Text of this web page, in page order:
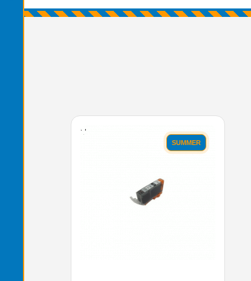
'.'
SUMMER